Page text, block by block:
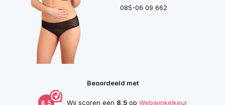
085-06 09 662
Beoordeeld met
8,5 Wij scoren een 8,5op Webwinkelkeur